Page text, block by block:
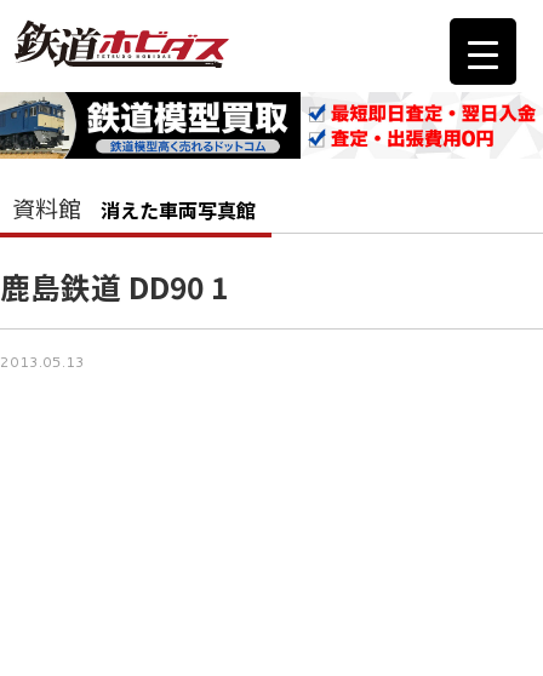
資料館 消えた車両写真館
鹿島鉄道 DD90 1
2013.05.13